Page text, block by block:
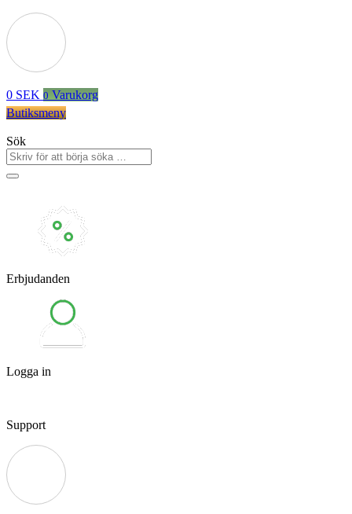
0 SEK 0 Varukorg
Butiksmeny
Sök
Erbjudanden
Logga in
Support